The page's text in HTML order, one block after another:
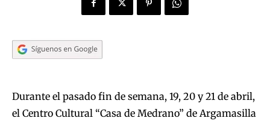
Durante el pasado fin de semana, 19, 20 y 21 de abril,
el Centro Cultural “Casa de Medrano” de Argamasilla